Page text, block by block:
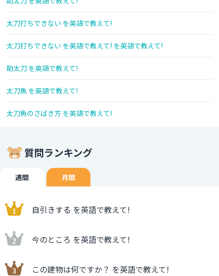
太刀打ちできない を英語で教えて!
太刀打ちできない を英語で教えて! を英語で教えて!
助太刀 を英語で教えて!
太刀魚 を英語で教えて!
太刀魚のさばき方 を英語で教えて!
質問ランキング
週間 月間
自引きする を英語で教えて!
今のところ を英語で教えて!
この建物は何ですか？ を英語で教えて!